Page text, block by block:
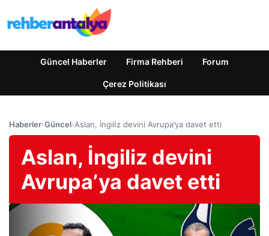
Güncel Haberler Firma Rehberi Forum
Çerez Politikası
Haberler›Güncel›Aslan, İngiliz devini Avrupa’ya davet etti
Aslan, İngiliz devini
Avrupa’ya davet etti